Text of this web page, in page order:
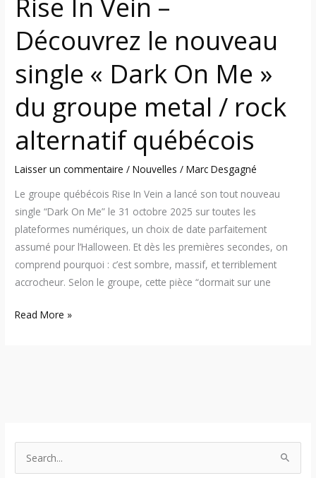
Rise In Vein –
Découvrez le nouveau
single « Dark On Me »
du groupe metal / rock
alternatif québécois
Laisser un commentaire /Nouvelles /Marc Desgagné
Le groupe québécois Rise In Vein a lancé son tout nouveau
single “Dark On Me” le 31 octobre 2025 sur toutes les
plateformes numériques, un choix de date parfaitement
assumé pour l’Halloween. Et dès les premières secondes, on
comprend pourquoi : c’est sombre, massif, et terriblement
accrocheur. Selon le groupe, cette pièce “dormait sur une
groupe
metal
rock
alternatif
québécois
Read More »